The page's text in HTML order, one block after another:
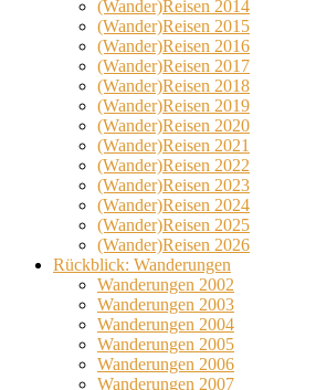
(Wander)Reisen 2014
(Wander)Reisen 2015
(Wander)Reisen 2016
(Wander)Reisen 2017
(Wander)Reisen 2018
(Wander)Reisen 2019
(Wander)Reisen 2020
(Wander)Reisen 2021
(Wander)Reisen 2022
(Wander)Reisen 2023
(Wander)Reisen 2024
(Wander)Reisen 2025
(Wander)Reisen 2026
Rückblick: Wanderungen
Wanderungen 2002
Wanderungen 2003
Wanderungen 2004
Wanderungen 2005
Wanderungen 2006
Wanderungen 2007